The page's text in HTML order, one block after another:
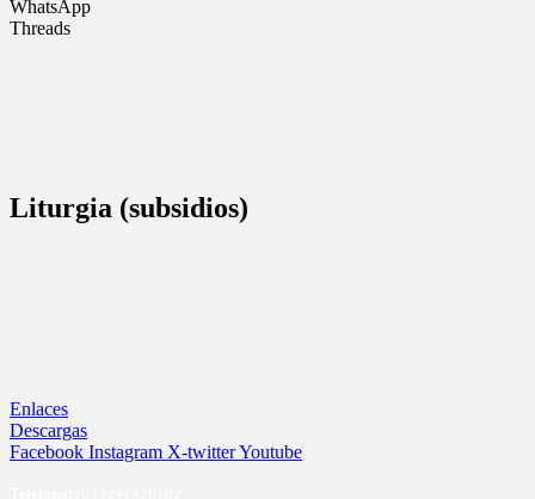
WhatsApp
Threads
Liturgia (subsidios)
Enlaces
Descargas
Facebook Instagram X-twitterYoutube